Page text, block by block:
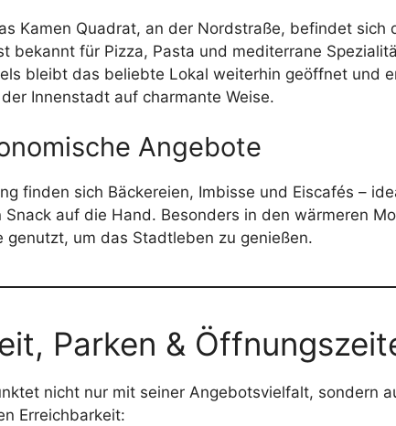
Kamen Quadrat, an der Nordstraße, befindet sich
bekannt für Pizza, Pasta und mediterrane
bleibt das beliebte Lokal weiterhin geöffnet und
Innenstadt auf charmante Weise.
Angebote
finden sich Bäckereien, Imbisse und Eiscafés –
auf die Hand. Besonders in den wärmeren
genutzt, um das Stadtleben zu genießen.
Parken &
nicht nur mit seiner Angebotsvielfalt, sondern
Erreichbarkeit: